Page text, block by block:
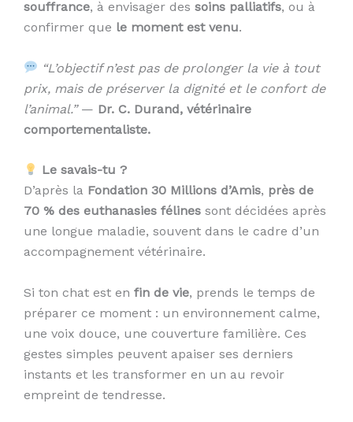
souffrance, à envisager des soins palliatifs, ou à
confirmer que le moment est venu.
“L’objectif n’est pas de prolonger la vie à tout
prix, mais de préserver la dignité et le confort de
l’animal.”— Dr. C. Durand, vétérinaire
comportementaliste.
Le savais-tu ?
D’après la Fondation 30 Millions d’Amis, près de
70 % des euthanasies félines sont décidées après
une longue maladie, souvent dans le cadre d’un
accompagnement vétérinaire.
Si ton chat est en fin de vie, prends le temps de
préparer ce moment : un environnement calme,
une voix douce, une couverture familière. Ces
gestes simples peuvent apaiser ses derniers
instants et les transformer en un au revoir
empreint de tendresse.